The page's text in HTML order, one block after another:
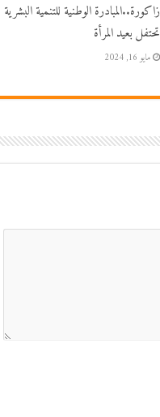
زاكورة..المبادرة الوطنية للتنمية البشرية
تحتفل بعيد المرأة
مايو 16, 2024